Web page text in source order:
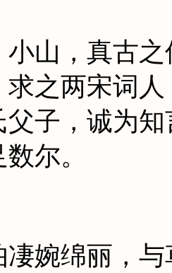
，真古之
求之两宋词
父子，诚为
尔。
绵丽，与